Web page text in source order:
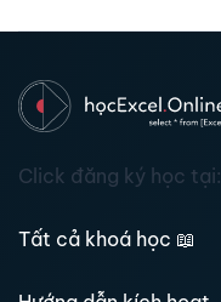
Click đăng ký học tại:
Tất cả khoá học 📖